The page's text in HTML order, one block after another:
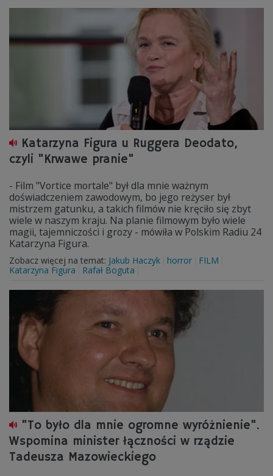
Katarzyna Figura u Ruggera Deodato,
czyli "Krwawe pranie"
- Film "Vortice mortale" był dla mnie ważnym
doświadczeniem zawodowym, bo jego reżyser był
mistrzem gatunku, a takich filmów nie kręciło się zbyt
wiele w naszym kraju. Na planie filmowym było wiele
magii, tajemniczości i grozy - mówiła w Polskim Radiu 24
Katarzyna Figura.
Zobacz więcej na temat: Jakub Haczyk horror
FILM
Katarzyna Figura
Rafał Boguta
"To było dla mnie ogromne wyróżnienie".
Wspomina minister łączności w rządzie
Tadeusza Mazowieckiego